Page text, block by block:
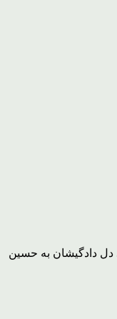
دل دادگیشان به حسین